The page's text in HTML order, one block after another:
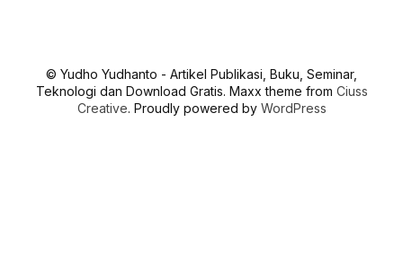
© Yudho Yudhanto - Artikel Publikasi, Buku, Seminar,
Teknologi dan Download Gratis. Maxx theme from Ciuss
Creative. Proudly powered by WordPress